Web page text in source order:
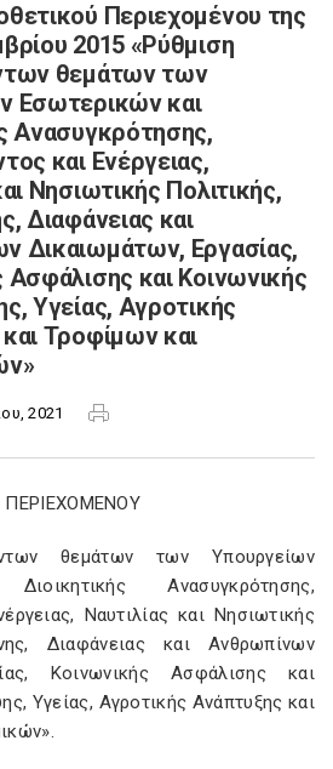
Περιεχομένου της
2015 «Ρύθμιση
θεμάτων των
Εσωτερικών και
Ανασυγκρότησης,
και Ενέργειας,
Νησιωτικής Πολιτικής,
Διαφάνειας και
Δικαιωμάτων, Εργασίας,
Ασφάλισης και Κοινωνικής
Υγείας, Αγροτικής
Τροφίμων και
2021
θεμάτων των Υπουργείων
Ανασυγκρότησης,
Ναυτιλίας και Νησιωτικής
Διαφάνειας και Ανθρωπίνων
Κοινωνικής Ασφάλισης και
Υγείας, Αγροτικής Ανάπτυξης και